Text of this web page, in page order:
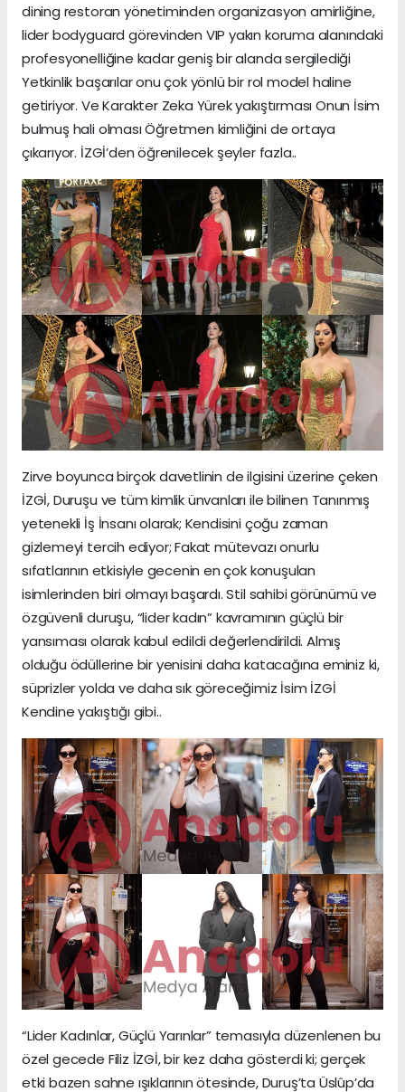
dining restoran yönetiminden organizasyon amirliğine,
lider bodyguard görevinden VIP yakın koruma alanındaki
profesyonelliğine kadar geniş bir alanda sergilediği
Yetkinlik başarılar onu çok yönlü bir rol model haline
getiriyor. Ve Karakter Zeka Yürek yakıştırması Onun İsim
bulmuş hali olması Öğretmen kimliğini de ortaya
çıkarıyor. İZGİ’den öğrenilecek şeyler fazla..
Zirve boyunca birçok davetlinin de ilgisini üzerine çeken
İZGİ, Duruşu ve tüm kimlik ünvanları ile bilinen Tanınmış
yetenekli İş İnsanı olarak; Kendisini çoğu zaman
gizlemeyi tercih ediyor; Fakat mütevazı onurlu
sıfatlarının etkisiyle gecenin en çok konuşulan
isimlerinden biri olmayı başardı. Stil sahibi görünümü ve
özgüvenli duruşu, “lider kadın” kavramının güçlü bir
yansıması olarak kabul edildi değerlendirildi. Almış
olduğu ödüllerine bir yenisini daha katacağına eminiz ki,
süprizler yolda ve daha sık göreceğimiz İsim İZGİ
Kendine yakıştığı gibi..
“Lider Kadınlar, Güçlü Yarınlar” temasıyla düzenlenen bu
özel gecede Filiz İZGİ, bir kez daha gösterdi ki; gerçek
etki bazen sahne ışıklarının ötesinde, Duruş’ta Üslûp’da